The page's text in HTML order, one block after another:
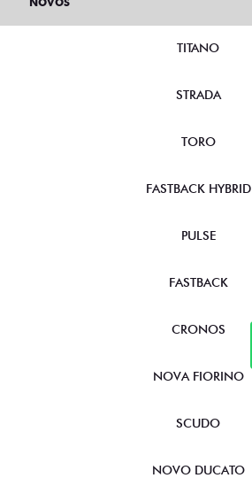
TITANO
STRADA
TORO
FASTBACK HYBRID
PULSE
FASTBACK
CRONOS
NOVA FIORINO
SCUDO
NOVO DUCATO